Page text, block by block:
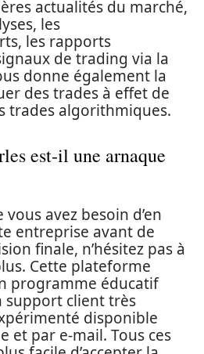
actualités du marché,
les
les rapports
de trading via la
donne également la
des trades à effet de
trades algorithmiques.
est-il une arnaque
avez besoin d’en
entreprise avant de
finale, n’hésitez pas à
Cette plateforme
programme éducatif
support client très
disponible
et par e-mail. Tous ces